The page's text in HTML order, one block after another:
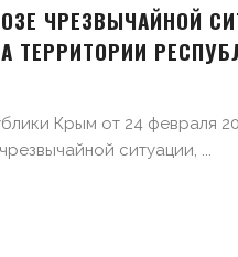
ЧРЕЗВЫЧАЙНОЙ
ТЕРРИТОРИИ
Крым от 24 февраля
ситуации, ...